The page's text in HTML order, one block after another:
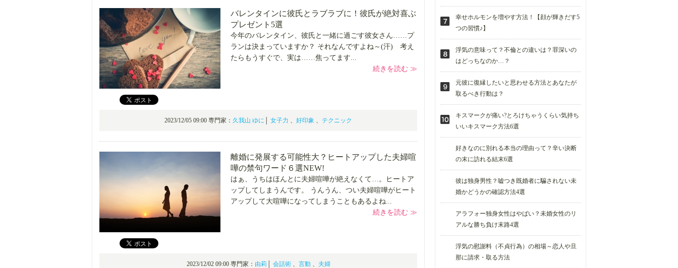
バレンタインに彼氏とラブラブに！彼氏が絶対喜ぶ
プレゼント5選
今年のバレンタイン、彼氏と一緒に過ごす彼女さん……プ
ランは決まっていますか？ それなんですよね～(汗) 考え
たらもうすぐで、実は……焦ってます...
続きを読む ≫
2023/12/05 09:00 専門家： 久我山 ゆに 女子力 好印象 テクニック
離婚に発展する可能性大？ヒートアップした夫婦喧
嘩の禁句ワード６選NEW!
はぁ、うちはほんとに夫婦喧嘩が絶えなくて…。ヒートア
ップしてしまうんです。 うんうん、つい夫婦喧嘩がヒート
アップして大喧嘩になってしまうこともあるよね...
続きを読む ≫
2023/12/02 09:00 専門家： 由莉 会話術、 言動、 夫婦
幸せホルモンを増やす方法！【顔が輝きだす5
つの習慣♪】
浮気の意味って？不倫との違いは？罪深いの
はどっちなのか…？
元彼に復縁したいと思わせる方法とあなたが
取るべき行動は？
キスマークが痛い?とろけちゃうくらい気持ち
いいキスマーク方法6選
好きなのに別れる本当の理由って？辛い決断
の末に訪れる結末6選
彼は独身男性？嘘つき既婚者に騙されない未
婚かどうかの確認方法4選
アラフォー独身女性はやばい？未婚女性のリ
アルな勝ち負け末路4選
浮気の慰謝料（不貞行為）の相場～恋人や旦
那に請求・取る方法